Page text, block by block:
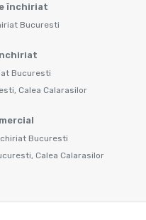
închiriat
Bucuresti
Bucuresti
Calea Calarasilor
Bucuresti
Calea Calarasilor